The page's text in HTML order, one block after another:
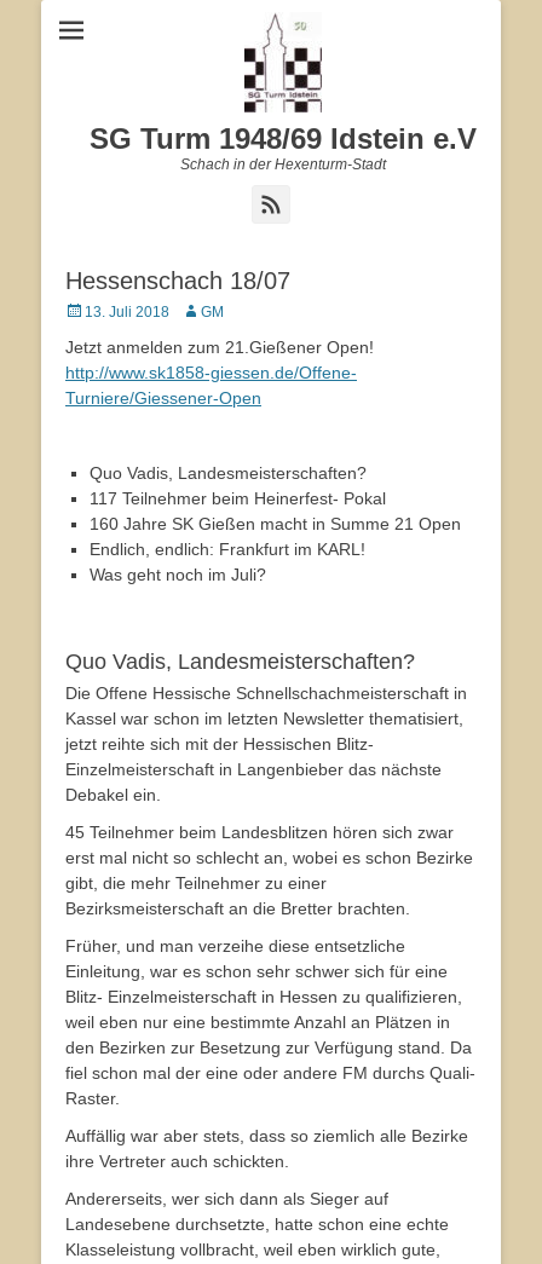
SG Turm 1948/69 Idstein e.V
Schach in der Hexenturm-Stadt
Hessenschach 18/07
Veröffentlicht
13. Juli 2018 Autor
GM
Jetzt anmelden zum 21.Gießener Open!
http://www.sk1858-giessen.de/Offene-
Turniere/Giessener-Open
Quo Vadis, Landesmeisterschaften?
117 Teilnehmer beim Heinerfest- Pokal
160 Jahre SK Gießen macht in Summe 21 Open
Endlich, endlich: Frankfurt im KARL!
Was geht noch im Juli?
Quo Vadis, Landesmeisterschaften?
Die Offene Hessische Schnellschachmeisterschaft in
Kassel war schon im letzten Newsletter thematisiert,
jetzt reihte sich mit der Hessischen Blitz-
Einzelmeisterschaft in Langenbieber das nächste
Debakel ein.
45 Teilnehmer beim Landesblitzen hören sich zwar
erst mal nicht so schlecht an, wobei es schon Bezirke
gibt, die mehr Teilnehmer zu einer
Bezirksmeisterschaft an die Bretter brachten.
Früher, und man verzeihe diese entsetzliche
Einleitung, war es schon sehr schwer sich für eine
Blitz- Einzelmeisterschaft in Hessen zu qualifizieren,
weil eben nur eine bestimmte Anzahl an Plätzen in
den Bezirken zur Besetzung zur Verfügung stand. Da
fiel schon mal der eine oder andere FM durchs Quali-
Raster.
Auffällig war aber stets, dass so ziemlich alle Bezirke
ihre Vertreter auch schickten.
Andererseits, wer sich dann als Sieger auf
Landesebene durchsetzte, hatte schon eine echte
Klasseleistung vollbracht, weil eben wirklich gute,